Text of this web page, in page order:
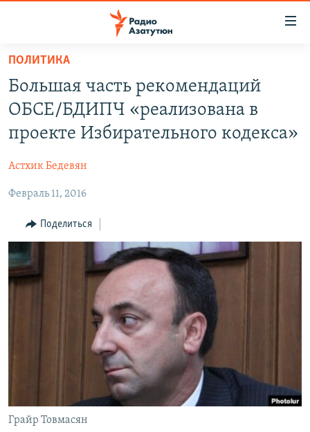
Перейти
основному
содержанию
основной
Перейти
поиску
НОВОСТИ
ЭКОНОМИКА
РЕГИОН
НАГОРНЫЙ КАРАБАХ
СПОРТ
Все сайты Радио Азатутюн
ПОЛИТИКА
Большая часть рекомендаций
ОБСЕ/БДИПЧ «реализована в
проекте Избирательного кодекса»
Астхик Бедевян
Февраль 11, 2016
Поделиться
Грайр Товмасян